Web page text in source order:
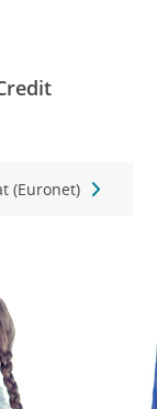
(Euronet)